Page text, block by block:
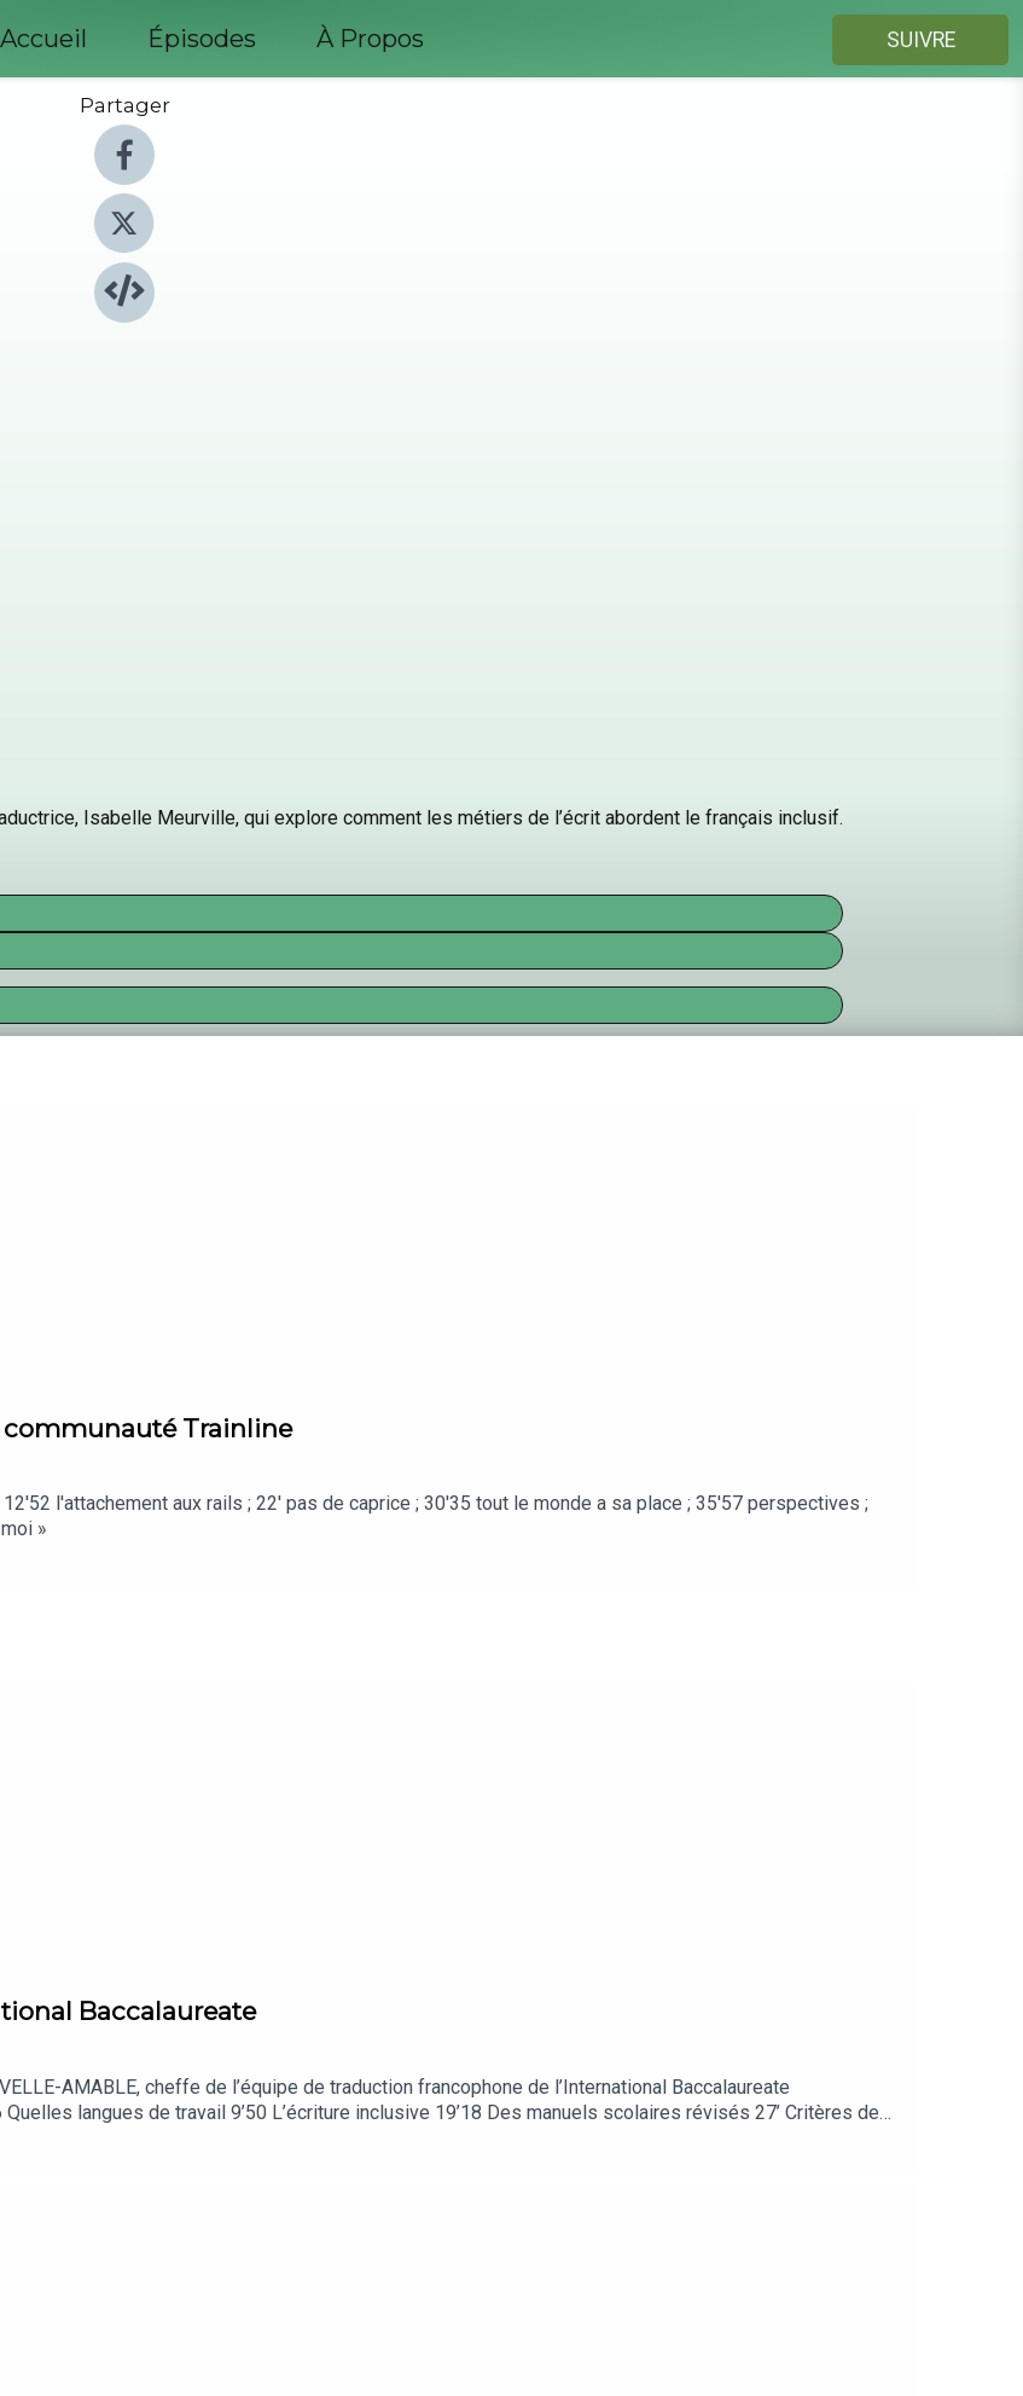
Accueil Épisodes À Propos SUIVRE
Partager
Isabelle Meurville, qui explore comment les métiers de l’écrit abordent le français inclusif.
communauté Trainline
l'attachement aux rails ; 22' pas de caprice ; 30'35 tout le monde a sa place ; 35'57 perspectives ;
»
Baccalaureate
AMABLE, cheffe de l’équipe de traduction francophone de l’International Baccalaureate
Quelles langues de travail 9’50 L’écriture inclusive 19’18 Des manuels scolaires révisés 27’ Critères de
difficultés 35’55 Recommandations pour les oreillesPour en savoir plus : https://www.ibo.org/fr/benefits-